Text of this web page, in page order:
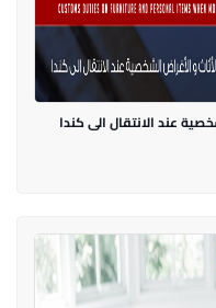
عند الانتقال الى كندا